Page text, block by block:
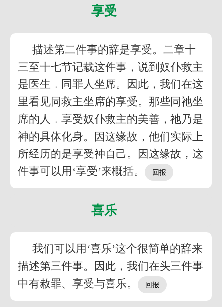
享受
描述第二件事的辞是享受。二章十
三至十七节记载这件事，说到奴仆救主
是医生，同罪人坐席。因此，我们在这
里看见同救主坐席的享受。那些同祂坐
席的人，享受奴仆救主的美善，祂乃是
神的具体化身。因这缘故，他们实际上
所经历的是享受神自己。因这缘故，这
件事可以用‘享受’来概括。
喜乐
我们可以用‘喜乐’这个很简单的辞来
描述第三件事。因此，我们在头三件事
中有赦罪、享受与喜乐。